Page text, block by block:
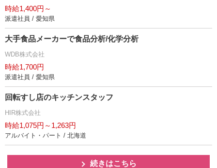
時給1,400円～
派遣社員 / 愛知県
大手食品メーカーで食品分析/化学分析
WDB株式会社
時給1,700円
派遣社員 / 愛知県
回転すし店のキッチンスタッフ
HIR株式会社
時給1,075円～1,263円
アルバイト・パート / 北海道
続きはこちら